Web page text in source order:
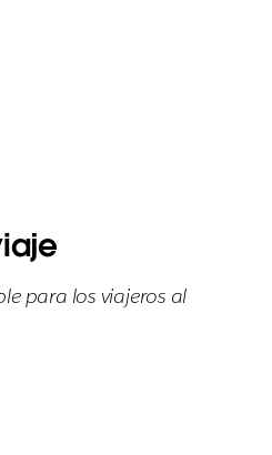
para los viajeros al